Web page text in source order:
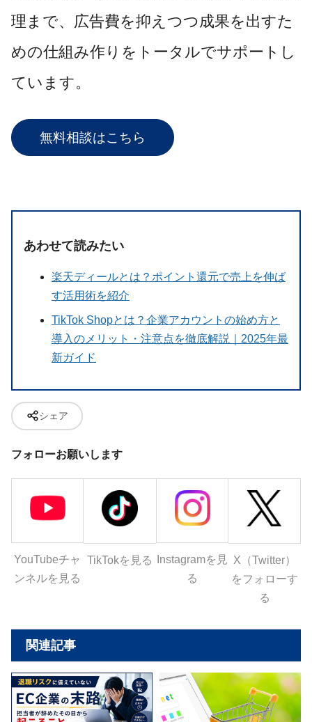
理まで、広告費を抑えつつ成果を出すた
めの仕組み作りをトータルでサポートし
ています。
無料相談はこちら
あわせて読みたい
楽天ディールとは？ポイント還元で売上を伸ば
す活用術を紹介
TikTok Shopとは？企業アカウントの始め方と
導入のメリット・注意点を徹底解説｜2025年最
新ガイド
シェア
フォローお願いします
YouTubeチャ
ンネルを見る
TikTokを見る
Instagramを見
る
X（Twitter）
をフォローす
る
関連記事